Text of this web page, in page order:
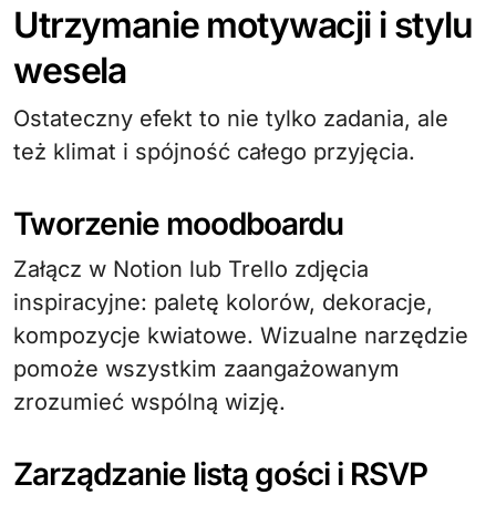
Utrzymanie motywacji i stylu
wesela
Ostateczny efekt to nie tylko zadania, ale
też klimat i spójność całego przyjęcia.
Tworzenie moodboardu
Załącz w Notion lub Trello zdjęcia
inspiracyjne: paletę kolorów, dekoracje,
kompozycje kwiatowe. Wizualne narzędzie
pomoże wszystkim zaangażowanym
zrozumieć wspólną wizję.
Zarządzanie listą gości i RSVP